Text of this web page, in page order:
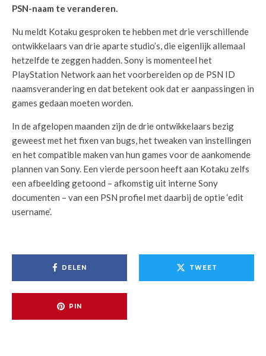
PSN-naam te veranderen.
Nu meldt Kotaku gesproken te hebben met drie verschillende
ontwikkelaars van drie aparte studio’s, die eigenlijk allemaal
hetzelfde te zeggen hadden. Sony is momenteel het
PlayStation Network aan het voorbereiden op de PSN ID
naamsverandering en dat betekent ook dat er aanpassingen in
games gedaan moeten worden.
In de afgelopen maanden zijn de drie ontwikkelaars bezig
geweest met het fixen van bugs, het tweaken van instellingen
en het compatible maken van hun games voor de aankomende
plannen van Sony. Een vierde persoon heeft aan Kotaku zelfs
een afbeelding getoond – afkomstig uit interne Sony
documenten – van een PSN profiel met daarbij de optie ‘edit
username’.
DELEN TWEET
PIN